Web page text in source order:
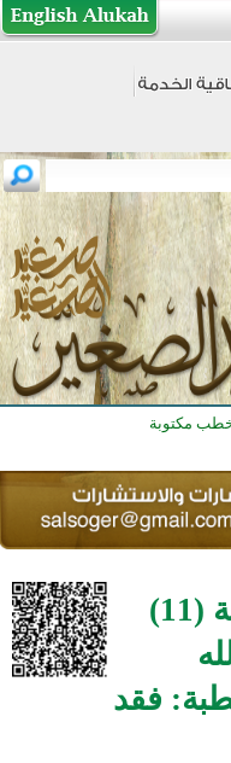
مكتوبة
ذكريات شموع الروضة (11)
فقد